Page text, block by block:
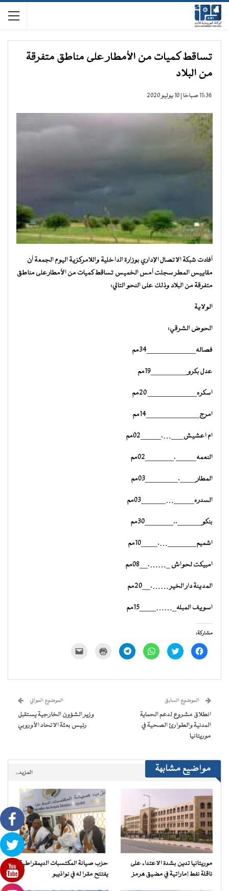
تساقط كميات من الأمطار على مناطق متفرقة
من البلاد
11:36 صباحًا | 10 يوليو 2020
أفادت شبكة الاتصال الإداري بوزارة الداخلية واللامركزية اليوم الجمعة أن
مقاييس المطر سجلت أمس الخميس تساقط كميات من الأمطارعلى مناطق
متفرقة من البلاد وذلك على النحو التالي:
الولاية
الحوض الشرقي:
فصاله____________34مم
عدل بكرو_________19مم
اسكره____________ 20مم
امرج_____________14مم
ام اعشيش___…._____02مم
النعمه_____._______02مم
المطار____.________03مم
السدره_____…______03مم
بنكو______.._______30مم
اشميم_______….____10مم
امبيكت لحواش _…….__08مم
المدينة دار الخير …….__20مم
اسويف المبله_……____15مم
مشاركة:
انقر
للمشاركة
في
اضغط
للمشاركة
في
انقر
للمشاركة
في
انقر
للمشاركة
في
للطباعة
جديدة) الإلكتروني
نافذة
جديدة)
الموضوع السابق
انطلاق مشروع لدعم الحماية
المدنية والطوارئ الصحية في
موريتانيا
الموضوع الموالي
وزير الشؤون الخارجية يستقبل
رئيس بعثة الاتحاد الأوروبي
مواضيع مشابهة المزيد..
موريتانيا تدين بشدة الاعتداء على
ناقلة نفط إماراتية في مضيق هرمز
حزب صيانة المكتسبات الديمقراطية
يفتتح مقرا له في نواذيبو